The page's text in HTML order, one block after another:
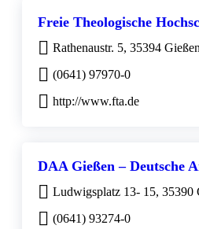
Freie Theologische
Rathenaustr. 5, 35394 Gießen
(0641) 97970-0
http://www.fta.de
DAA Gießen – Deutsche
Ludwigsplatz 13- 15, 35390
(0641) 93274-0